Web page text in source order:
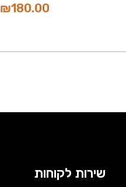
₪180.00
שירות לקוחות